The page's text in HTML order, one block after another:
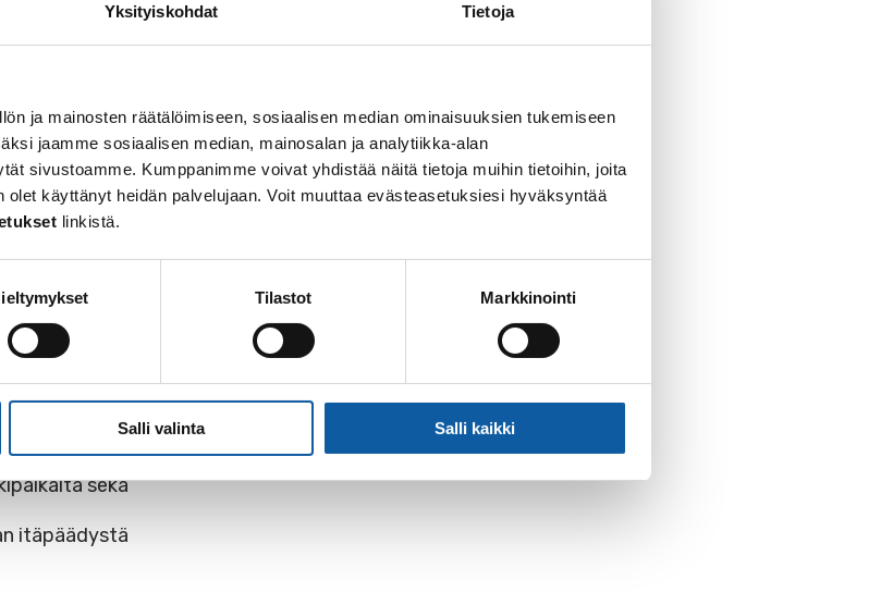
Yksityiskohdat Tietoja
ja mainosten räätälöimiseen, sosiaalisen median ominaisuuksien tukemiseen
jaamme sosiaalisen median, mainosalan ja analytiikka-alan
sivustoamme. Kumppanimme voivat yhdistää näitä tietoja muihin tietoihin, joita
olet käyttänyt heidän palvelujaan. Voit muuttaa evästeasetuksiesi hyväksyntää
linkistä.
Tilastot Markkinointi
Salli valinta Salli kaikki
suoritetaan jalan
ja viestipataljoonan, 1. huoltokomppanian kalusto sekä
että myös kaupunkilaiset liputtavat.
ohjelmistoa.
Opintien päästä sekä Myllyhaantieltä
sekä
itäpäädystä